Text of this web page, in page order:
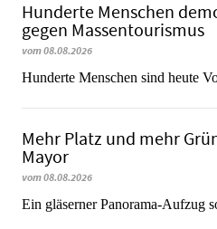
Hunderte Menschen
gegen Massentourismus
vom 08.08.2026
Hunderte Menschen sind heute
Mehr Platz und mehr
Mayor
vom 08.08.2026
Ein gläserner Panorama-Aufzug